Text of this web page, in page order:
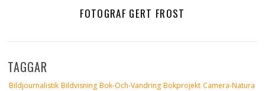
FOTOGRAF GERT FROST
TAGGAR
Bildjournalistik Bildvisning Bok-Och-Vandring Bokprojekt Camera-Natura